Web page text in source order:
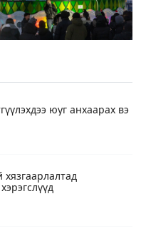
юуг анхаарах вэ